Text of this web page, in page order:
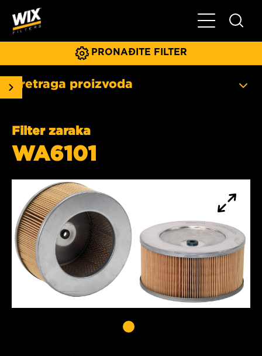
Glavni meni
PRONAĐITE FILTER
Pretraga proizvoda
Filter zaraka
WA6101